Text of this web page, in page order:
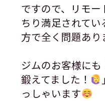
ですので、リモ
ちり満足されて
方で全く問題あり
ジムのお客様に
鍛えてました！
っしゃいます